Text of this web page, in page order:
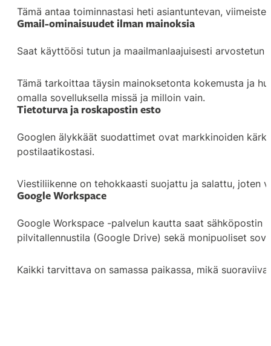
Tämä antaa toiminnastasi heti asiantuntevan,
Gmail-ominaisuudet ilman mainoksia
Saat käyttöösi tutun ja maailmanlaajuisesti
Tämä tarkoittaa täysin mainoksetonta kokemusta ja
omalla sovelluksella missä ja milloin vain.
Tietoturva ja roskapostin esto
Googlen älykkäät suodattimet ovat markkinoiden
postilaatikostasi.
Viestiliikenne on tehokkaasti suojattu ja salattu, joten
Google Workspace
Google Workspace -palvelun kautta saat sähköpostin
pilvitallennustila (Google Drive) sekä monipuoliset
Kaikki tarvittava on samassa paikassa, mikä